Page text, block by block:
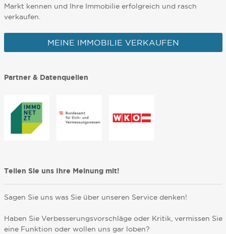
Markt kennen und Ihre Immobilie erfolgreich und rasch
verkaufen.
MEINE IMMOBILIE VERKAUFEN
Partner & Datenquellen
Teilen Sie uns Ihre Meinung mit!
Sagen Sie uns was Sie über unseren Service denken!
Haben Sie Verbesserungsvorschläge oder Kritik, vermissen Sie
eine Funktion oder wollen uns gar loben?